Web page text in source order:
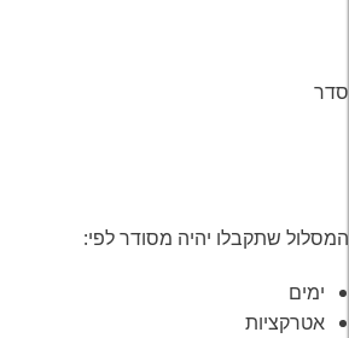
סדר
המסלול שתקבלו יהיה מסודר לפי:
ימים
אטרקציות